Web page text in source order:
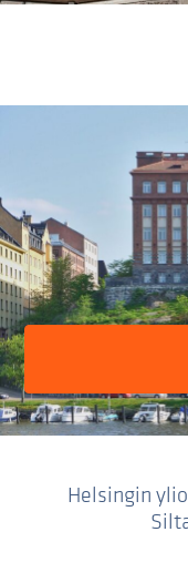
Helsingin